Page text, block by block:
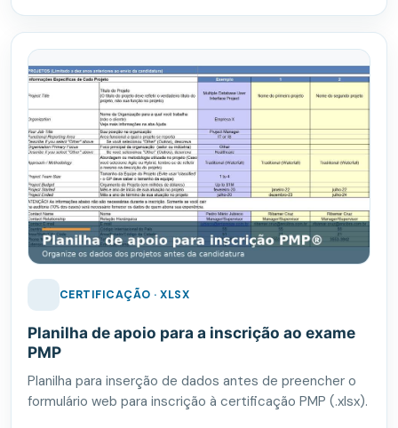
CERTIFICAÇÃO · XLSX
Planilha de apoio para a inscrição ao exame
PMP
Planilha para inserção de dados antes de preencher o
formulário web para inscrição à certificação PMP (.xlsx).